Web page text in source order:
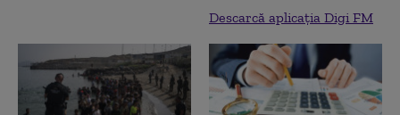
Descarcă aplicația Digi FM